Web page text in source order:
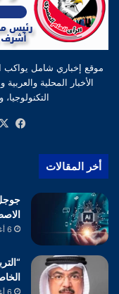
موقع إخباري شامل يواكب
الأخبار المحلية والعربية
أخر المقالات
6 أغسطس، 2026